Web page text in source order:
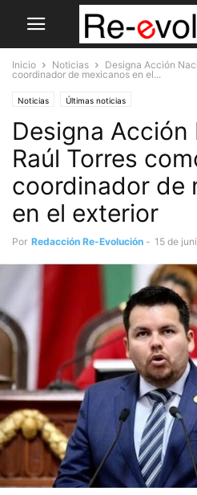
Inicio Noticias
Designa Acción
coordinador de mexicanos en el...
Noticias Últimas noticias
Designa Acción
Raúl Torres
coordinador de
en el exterior
Por Redacción Re-Evolución - 15 de